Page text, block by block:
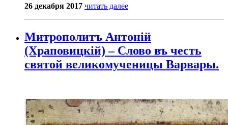
26 декабря 2017 читать далее
Митрополитъ Антоній
(Храповицкій) – Слово въ честь
святой великомученицы Варвары.